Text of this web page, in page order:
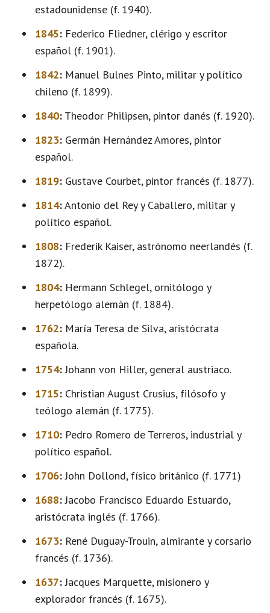
estadounidense (f. 1940).
1845: Federico Fliedner, clérigo y escritor
español (f. 1901).
1842: Manuel Bulnes Pinto, militar y político
chileno (f. 1899).
1840: Theodor Philipsen, pintor danés (f. 1920).
1823: Germán Hernández Amores, pintor
español.
1819: Gustave Courbet, pintor francés (f. 1877).
1814:Antonio del Rey y Caballero, militar y
político español.
1808: Frederik Kaiser, astrónomo neerlandés (f.
1872).
1804: Hermann Schlegel, ornitólogo y
herpetólogo alemán (f. 1884).
1762: María Teresa de Silva, aristócrata
española.
1754:Johann von Hiller, general austriaco.
1715: Christian August Crusius, filósofo y
teólogo alemán (f. 1775).
1710: Pedro Romero de Terreros, industrial y
político español.
1706:John Dollond, físico británico (f. 1771)
1688:Jacobo Francisco Eduardo Estuardo,
aristócrata inglés (f. 1766).
1673: René Duguay-Trouin, almirante y corsario
francés (f. 1736).
1637:Jacques Marquette, misionero y
explorador francés (f. 1675).